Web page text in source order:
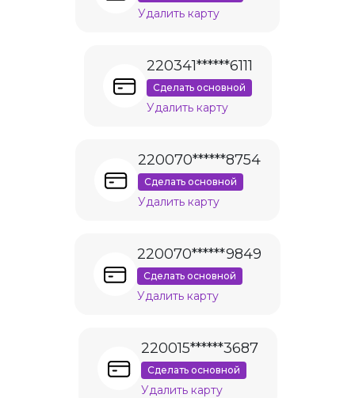
Удалить карту
220341******6111
Сделать основной
Удалить карту
220070******8754
Сделать основной
Удалить карту
220070******9849
Сделать основной
Удалить карту
220015******3687
Сделать основной
Удалить карту